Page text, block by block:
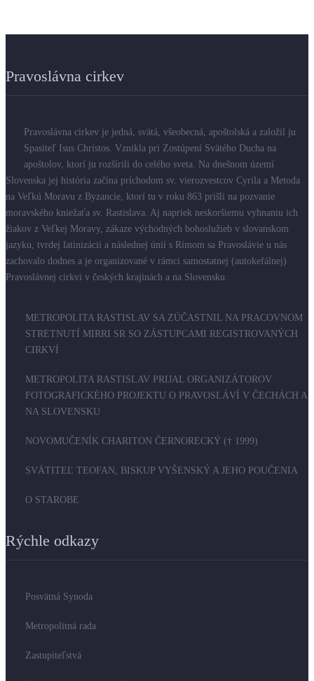
Pravoslávna cirkev
Pravoslávna cirkev je jedná, svätá, všeobecná, apoštolská a založil ju
Spasiteľ Isus Christos. Vznikla pri Zostúpení Svätého Ducha na
apoštolov, ktorí ju rozšírili do celého sveta. Na dnešnom území
Slovenska jej história začína príchodom sv. vierozvestcov Cyrila a Metoda
na Veľkú Moravu z Byzancie, ktorí tu v roku 863 prišli na pozvanie
moravského kniežaťa sv. Rastislava. Aj napriek neskoršiemu vyhnaniu ich
žiakov z Veľkej Moravy, zákaze východných bohoslužieb v slovanskom
jazyku, tvrdej latinizácii a následnej únií s Rímom sa Pravoslávie u nás
zachovalo dodnes a je organizované v rámci samostatnej (autokefálnej)
Pravoslávnej cirkvi v českých krajinách a na Slovensku.
METROPOLITA RASTISLAV SA ZÚČASTNIL NA PRACOVNOM
STRETNUTÍ MIRRI SR SO ZÁSTUPCAMI REGISTROVANÝCH
CIRKVÍ
METROPOLITA RASTISLAV PRIJAL ORGANIZÁTOROV
FOTOGRAFICKÉHO PROJEKTU O PRAVOSLÁVÍ V ČECHÁCH A
NA SLOVENSKU
NOVOMUČENÍK CHARITON ČERNORECKÝ († 1999)
SVÄTITEĽ TEOFAN, BISKUP VYŠENSKÝ A JEHO POUČENIA
O STAROBE
Rýchle odkazy
Posvätná Synoda
Metropolitná rada
Zastupiteľstvá